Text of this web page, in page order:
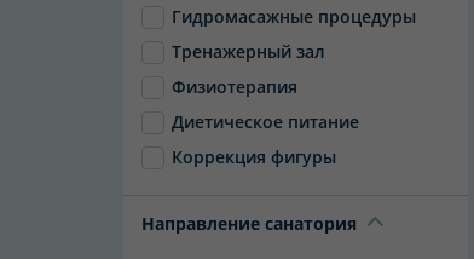
Гидромасажные процедуры
Тренажерный зал
Физиотерапия
Диетическое питание
Коррекция фигуры
Направление санатория